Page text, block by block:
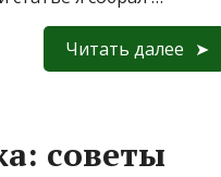
Читать далее
советы